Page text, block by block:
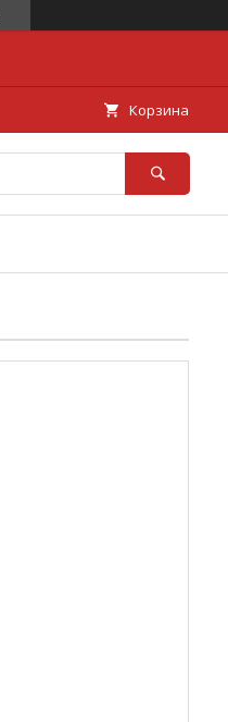
Корзина